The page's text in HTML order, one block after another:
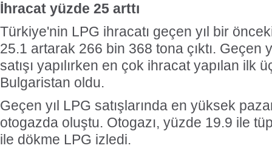
İhracat yüzde 25 arttı
Türkiye'nin LPG ihracatı geçen yıl bir
25.1 artarak 266 bin 368 tona çıktı. Geçen
satışı yapılırken en çok ihracat yapılan ilk
Bulgaristan oldu.
Geçen yıl LPG satışlarında en yüksek
otogazda oluştu. Otogazı, yüzde 19.9 ile
ile dökme LPG izledi.